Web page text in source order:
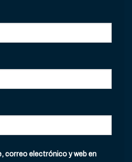
correo electrónico y web en